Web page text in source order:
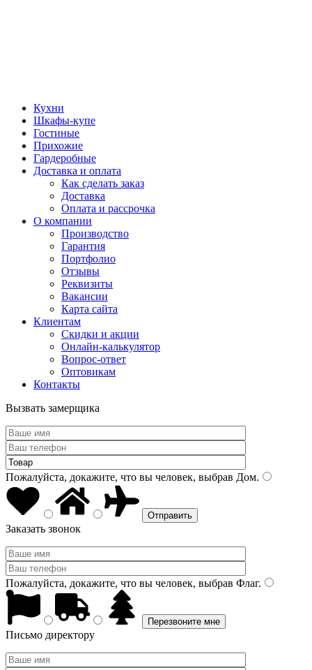
Кухни
Шкафы-купе
Гостиные
Прихожие
Гардеробные
Доставка и оплата
Как сделать заказ
Доставка
Оплата и рассрочка
О компании
Производство
Гарантия
Портфолио
Отзывы
Реквизиты
Вакансии
Карта сайта
Клиентам
Скидки и акции
Онлайн-калькулятор
Вопрос-ответ
Оптовикам
Контакты
Вызвать замерщика
Пожалуйста, докажите, что вы человек, выбрав Дом.
Заказать звонок
Пожалуйста, докажите, что вы человек, выбрав Флаг.
Письмо директору